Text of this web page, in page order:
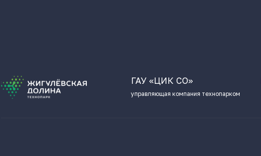
ГАУ «ЦИК СО»
управляющая компания технопарком